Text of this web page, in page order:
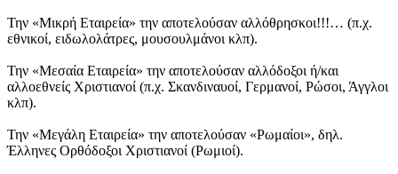
Την «Μικρή Εταιρεία» την αποτελούσαν αλλόθρησκοι!!!… (π.χ.
εθνικοί, ειδωλολάτρες, μουσουλμάνοι κλπ).
Την «Μεσαία Εταιρεία» την αποτελούσαν αλλόδοξοι ή/και
αλλοεθνείς Χριστιανοί (π.χ. Σκανδιναυοί, Γερμανοί, Ρώσοι, Άγγλοι
κλπ).
Την «Μεγάλη Εταιρεία» την αποτελούσαν «Ρωμαίοι», δηλ.
Έλληνες Ορθόδοξοι Χριστιανοί (Ρωμιοί).